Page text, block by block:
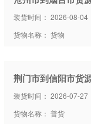
装货时间： 2026-08-04
货物名称： 货物
荆门市到信阳市货
装货时间： 2026-07-27
货物名称： 普货